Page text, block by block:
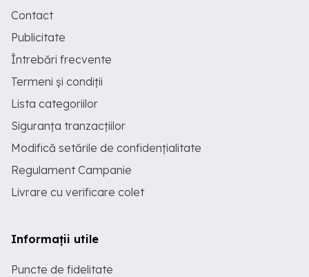
Contact
Publicitate
Întrebări frecvente
Termeni și condiții
Lista categoriilor
Siguranța tranzacțiilor
Modifică setările de confidențialitate
Regulament Campanie
Livrare cu verificare colet
Informații utile
Puncte de fidelitate